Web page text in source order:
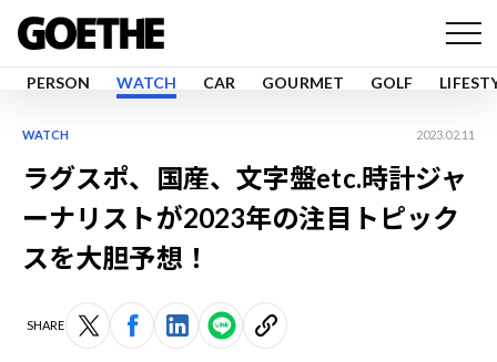
PERSON WATCH CAR GOURMET GOLF
WATCH 2023.02.11
ラグスポ、国産、文字盤etc.時計ジャ
ーナリストが2023年の注目トピック
スを大胆予想！
SHARE